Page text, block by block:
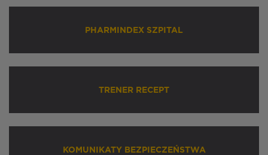
PHARMINDEX SZPITAL
TRENER RECEPT
KOMUNIKATY BEZPIECZEŃSTWA